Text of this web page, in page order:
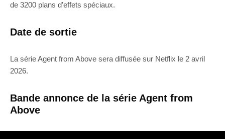
de 3200 plans d’effets spéciaux.
Date de sortie
La série Agent from Above sera diffusée sur Netflix le 2 avril
2026.
Bande annonce de la série Agent from
Above